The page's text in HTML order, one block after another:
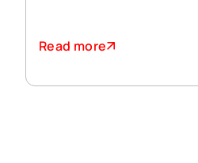
Read more